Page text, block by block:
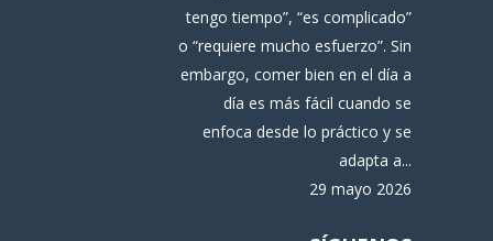
tengo tiempo”, “es complicado”
o “requiere mucho esfuerzo”. Sin
embargo, comer bien en el día a
día es más fácil cuando se
enfoca desde lo práctico y se
adapta a...
29 mayo 2026